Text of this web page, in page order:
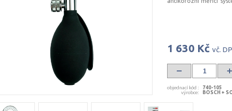
1 630 Kč vč.
objednací kód :
740-105
výrobce: BOSCH +